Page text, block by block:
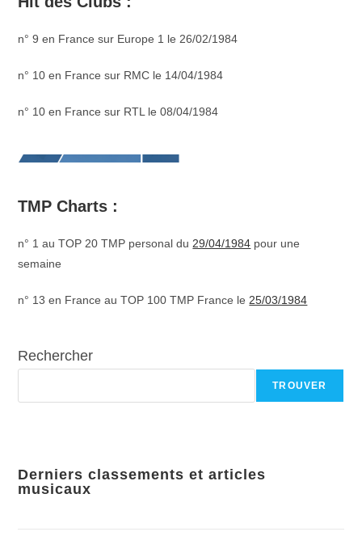
n° 9 en France sur Europe 1 le 26/02/1984
n° 10 en France sur RMC le 14/04/1984
n° 10 en France sur RTL le 08/04/1984
TMP Charts :
n° 1 au TOP 20 TMP personal du 29/04/1984 pour une
semaine
n° 13 en France au TOP 100 TMP France le 25/03/1984
Rechercher
TROUVER
Derniers classements et articles
musicaux